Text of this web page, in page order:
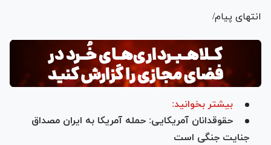
انتهای پیام/
بیشتر بخوانید:
حقوقدانان آمریکایی: حمله آمریکا به ایران مصداق
جنایت جنگی است